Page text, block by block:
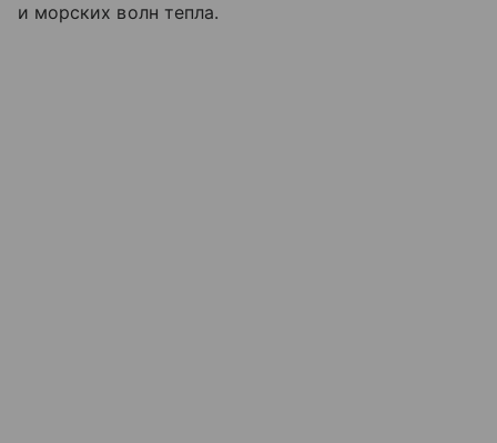
и морских волн тепла.